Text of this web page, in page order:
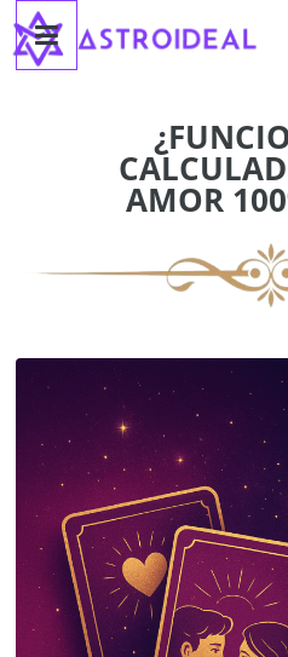
Saltar
contenido
Astroideal
AMOR